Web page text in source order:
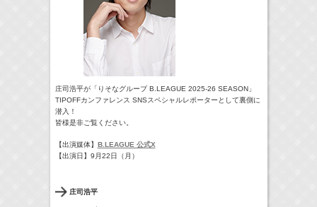
庄司浩平が「りそなグループ B.LEAGUE 2025-26 SEASON」
TIPOFFカンファレンス SNSスペシャルレポーターとして裏側に
潜入！
皆様是非ご覧ください。
【出演媒体】 B.LEAGUE 公式X
【出演日】9月22日（月）
庄司浩平